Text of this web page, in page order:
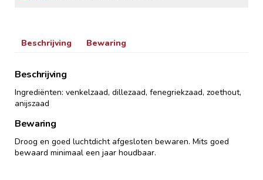
Beschrijving Bewaring
Beschrijving
Ingrediënten: venkelzaad, dillezaad, fenegriekzaad, zoethout,
anijszaad
Bewaring
Droog en goed luchtdicht afgesloten bewaren. Mits goed
bewaard minimaal een jaar houdbaar.